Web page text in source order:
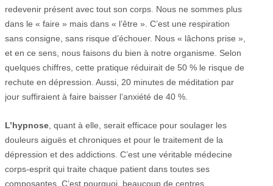
redevenir présent avec tout son corps. Nous ne sommes plus
dans le « faire » mais dans « l’être ». C’est une respiration
sans consigne, sans risque d’échouer. Nous « lâchons prise »,
et en ce sens, nous faisons du bien à notre organisme. Selon
quelques chiffres, cette pratique réduirait de 50 % le risque de
rechute en dépression. Aussi, 20 minutes de méditation par
jour suffiraient à faire baisser l’anxiété de 40 %.
L’hypnose , quant à elle, serait efficace pour soulager les
douleurs aiguës et chroniques et pour le traitement de la
dépression et des addictions. C’est une véritable médecine
corps-esprit qui traite chaque patient dans toutes ses
composantes. C’est pourquoi, beaucoup de centres